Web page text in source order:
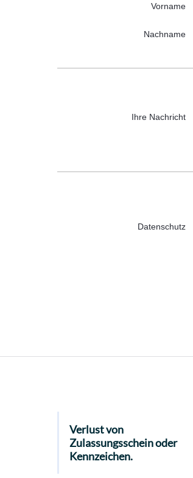
Vorname
Nachname
Ihre Nachricht
Datenschutz
Verlust von
Zulassungsschein oder
Kennzeichen.